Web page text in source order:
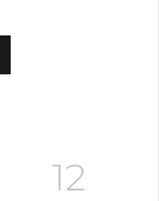
12